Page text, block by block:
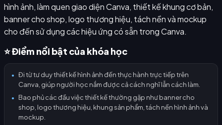
hình ảnh, làm quen giao diện Canva, thiết kế khung cơ bản,
banner cho shop, logo thương hiệu, tách nền và mockup
cho đến sử dụng các hiệu ứng có sẵn trong Canva.
⭐ Điểm nổi bật của khóa học
●
Đi từ tư duy thiết kế hình ảnh đến thực hành trực tiếp trên
Canva, giúp người học nắm được cả cách nghĩ lẫn cách làm.
●
Bao phủ các đầu việc thiết kế thường gặp như banner cho
shop, logo thương hiệu, khung sản phẩm, tách nền hình ảnh và
mockup.